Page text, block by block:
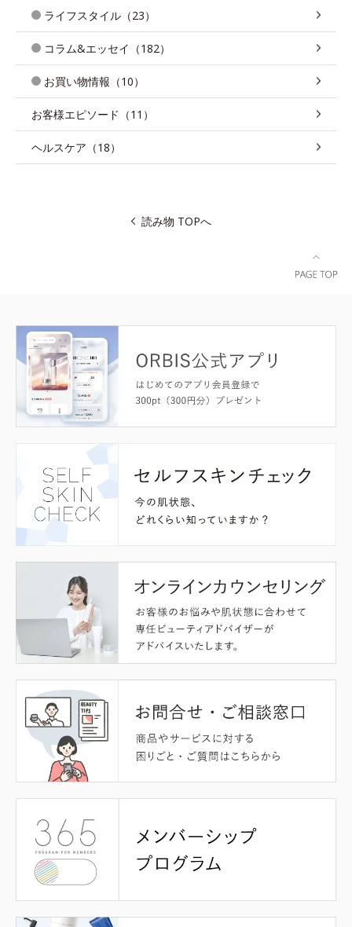
ライフスタイル（23）
コラム&エッセイ（182）
お買い物情報（10）
お客様エピソード（11）
ヘルスケア（18）
読み物 TOPへ